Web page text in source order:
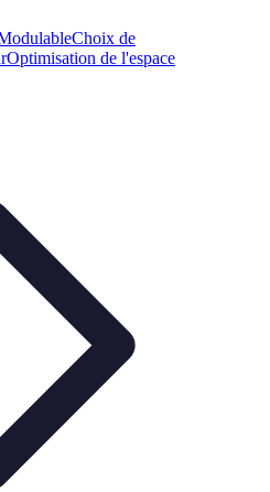
Choix de
Optimisation de l'espace